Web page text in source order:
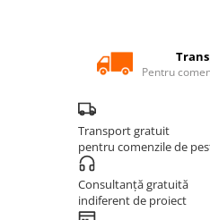
PIESE DE SCHIMB
INCALZIRE IN PARDOSEALA
CUTII DISTRIBUITORI
DISTRIBUITORI
KIT AMESTEC
Pentru
Transport gratuit
pentru comenzile de
Consultanță gratuită
indiferent de proiect